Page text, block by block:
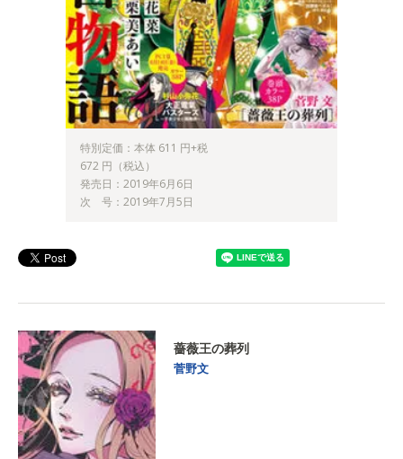
特別定価：本体 611 円+税
672 円（税込）
発売日：2019年6月6日
次 号：2019年7月5日
薔薇王の葬列
菅野文